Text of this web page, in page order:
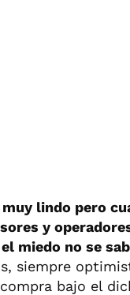
lindo pero
y
miedo no se
siempre
bajo el